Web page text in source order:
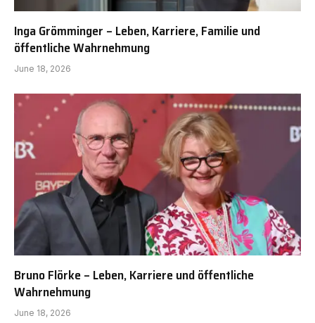
Inga Grömminger – Leben, Karriere, Familie und
öffentliche Wahrnehmung
June 18, 2026
Bruno Flörke – Leben, Karriere und öffentliche
Wahrnehmung
June 18, 2026